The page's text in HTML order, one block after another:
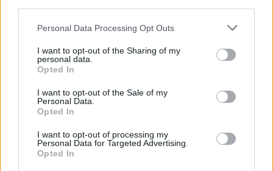
Personal Data Processing Opt Outs
I want to opt-out of the Sharing of my
personal data.
Opted In
I want to opt-out of the Sale of my
Personal Data.
Opted In
I want to opt-out of processing my
Personal Data for Targeted Advertising.
Opted In